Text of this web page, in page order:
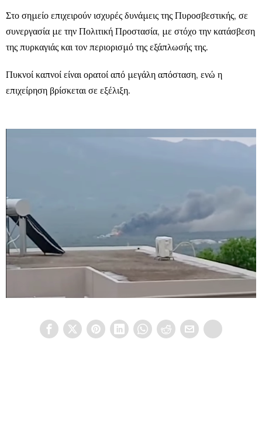
Στο σημείο επιχειρούν ισχυρές δυνάμεις της Πυροσβεστικής, σε
συνεργασία με την Πολιτική Προστασία, με στόχο την κατάσβεση
της πυρκαγιάς και τον περιορισμό της εξάπλωσής της.
Πυκνοί καπνοί είναι ορατοί από μεγάλη απόσταση, ενώ η
επιχείρηση βρίσκεται σε εξέλιξη.